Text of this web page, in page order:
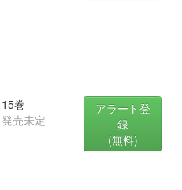
15巻
発売未定
アラート登
録
(無料)